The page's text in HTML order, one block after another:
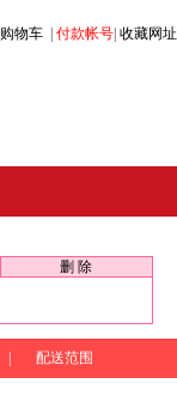
购物车 付款帐号 收藏网址
删 除
配送范围